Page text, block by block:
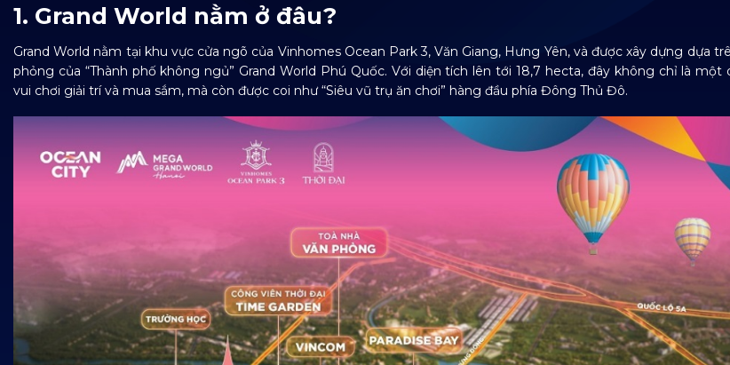
1. Grand World nằm ở đâu?
Grand World nằm tại khu vực cửa ngõ của Vinhomes Ocean Park 3, Văn Giang, Hưng Yên, và được xây dựng dựa
phỏng của “Thành phố không ngủ” Grand World Phú Quốc. Với diện tích lên tới 18,7 hecta, đây không chỉ là một
vui chơi giải trí và mua sắm, mà còn được coi như “Siêu vũ trụ ăn chơi” hàng đầu phía Đông Thủ Đô.